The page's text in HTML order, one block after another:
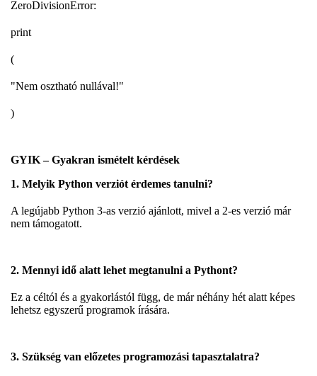
ZeroDivisionError:
print
(
"Nem osztható nullával!"
)
GYIK – Gyakran ismételt kérdések
1. Melyik Python verziót érdemes tanulni?
A legújabb Python 3-as verzió ajánlott, mivel a 2-es verzió már
nem támogatott.
2. Mennyi idő alatt lehet megtanulni a Pythont?
Ez a céltól és a gyakorlástól függ, de már néhány hét alatt képes
lehetsz egyszerű programok írására.
3. Szükség van előzetes programozási tapasztalatra?